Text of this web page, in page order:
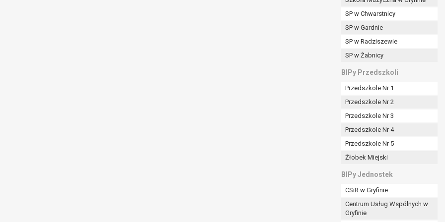
SP w Chwarstnicy
SP w Gardnie
SP w Radziszewie
SP w Żabnicy
BIPy Przedszkoli
Przedszkole Nr 1
Przedszkole Nr 2
Przedszkole Nr 3
Przedszkole Nr 4
Przedszkole Nr 5
Żłobek Miejski
BIPy Jednostek
CSiR w Gryfinie
Centrum Usług Wspólnych w
Gryfinie
art. 16 RODO,
prawo do bycia zapomnianym) na podstawie art. 17 RODO, w przypadku gdy:
były zebrane lub w inny sposób przetwarzane,
na przetwarzanie danych osobowych, która jest podstawą przetwarzania danych i nie ma innej podstawy prawnej
z prawem,
się z obowiązku wynikającego z przepisów prawa;
danych osobowych – na okres pozwalający administratorowi sprawdzić prawidłowość tych danych,
celów, ale osoba, której dane dotyczą, potrzebuje ich do ustalenia, obrony lub dochodzenia roszczeń,
wobec przetwarzania danych - do czasu ustalenia czy prawnie uzasadnione podstawy po stronie administratora są
RODO, w przypadku gdy łącznie spełnione są następujące przesłanki:
umowy zawartej z osobą, której dane dotyczą lub na podstawie zgody wyrażonej przez tą osobę,
art. 21 RODO, wobec przetwarzania danych osobowych, którego podstawą prawną jest: